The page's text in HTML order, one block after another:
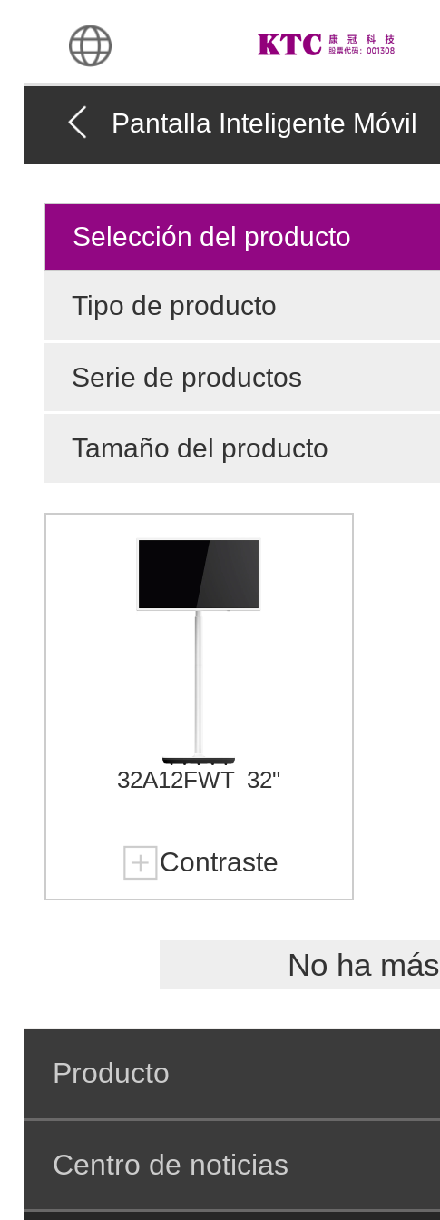
Pantalla Inteligente Móvil
Selección del producto
Tipo de producto
Serie de productos
Tamaño del producto
32A12FWT 32"
Contraste
No ha más
Producto
Centro de noticias